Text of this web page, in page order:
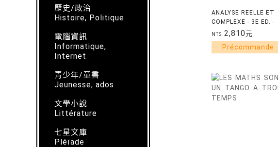
歷史/政治
Histoire, Politique
電腦資訊
Informatique,
Internet
青少年/童書
Jeunesse, ados
文學小說
Littérature
七星文庫
Pléïade
ANALYSE REELLE ET
COMPLEXE - 3E ED. -
COURS ET EXERCICES
NT$ 2,810元